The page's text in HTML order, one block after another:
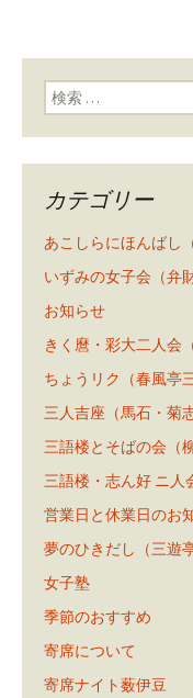
検索:
カテゴリー
あこしらにほんばし
いずみの女子会（弁
お知らせ
きく麿・彩大二人会
ちょうリク（春風亭三
三人吉座（馬石・菊
三語楼とそばの会（
三語楼・志ん好 ニ人
営業日と休業日のお
夢のひきだし（三遊
女子塾
季節のおすすめ
寄席について
寄席ナイト薮伊豆